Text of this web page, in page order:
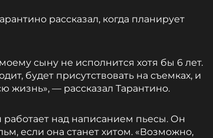
рассказал, когда планирует
сыну не исполнится хотя бы 6 лет.
будет присутствовать на съемках, и
жизнь», — рассказал Тарантино.
над написанием пьесы. Он
если она станет хитом. «Возможно,